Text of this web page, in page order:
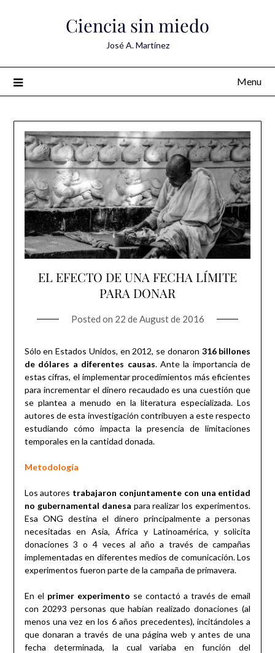
Ciencia sin miedo
José A. Martínez
Menu
EL EFECTO DE UNA FECHA LÍMITE
PARA DONAR
Posted on 22 de August de 2016
Sólo en Estados Unidos, en 2012, se donaron 316 billones
de dólares a diferentes causas. Ante la importancia de
estas cifras, el implementar procedimientos más eficientes
para incrementar el dinero recaudado es una cuestión que
se plantea a menudo en la literatura especializada. Los
autores de esta investigación contribuyen a este respecto
estudiando cómo impacta la presencia de limitaciones
temporales en la cantidad donada.
Metodología
Los autores trabajaron conjuntamente con una entidad
no gubernamental danesa para realizar los experimentos.
Esa ONG destina el dinero principalmente a personas
necesitadas en Asia, África y Latinoamérica, y solicita
donaciones 3 o 4 veces al año a través de campañas
implementadas en diferentes medios de comunicación. Los
experimentos fueron parte de la campaña de primavera.
En el primer experimento se contactó a través de email
con 20293 personas que habían realizado donaciones (al
menos una vez en los 6 años precedentes), incitándoles a
que donaran a través de una página web y antes de una
fecha determinada, la cual variaba en función del